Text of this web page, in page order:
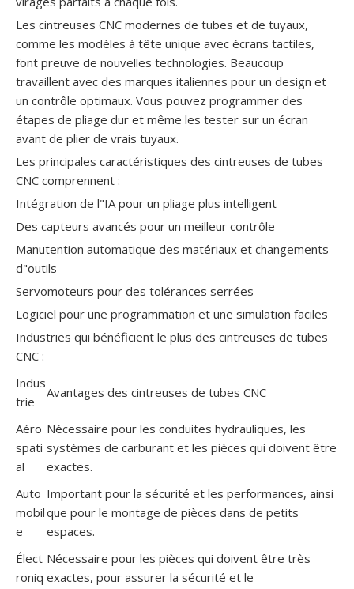
Les cintreuses CNC modernes de tubes et de tuyaux,
comme les modèles à tête unique avec écrans tactiles,
font preuve de nouvelles technologies. Beaucoup
travaillent avec des marques italiennes pour un design et
un contrôle optimaux. Vous pouvez programmer des
étapes de pliage dur et même les tester sur un écran
avant de plier de vrais tuyaux.
Les principales caractéristiques des cintreuses de tubes
CNC comprennent :
Intégration de l"IA pour un pliage plus intelligent
Des capteurs avancés pour un meilleur contrôle
Manutention automatique des matériaux et changements
d"outils
Servomoteurs pour des tolérances serrées
Logiciel pour une programmation et une simulation faciles
Industries qui bénéficient le plus des cintreuses de tubes
CNC :
Indus
trie
Avantages des cintreuses de tubes CNC
Aéro
spati
al
Nécessaire pour les conduites hydrauliques, les
systèmes de carburant et les pièces qui doivent être
exactes.
Auto
mobil
e
Important pour la sécurité et les performances, ainsi
que pour le montage de pièces dans de petits
espaces.
Élect
roniq
Nécessaire pour les pièces qui doivent être très
exactes, pour assurer la sécurité et le